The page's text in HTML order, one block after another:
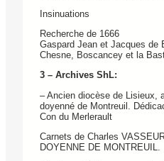
Insinuations
Recherche de 1666
Gaspard Jean et Jacques de
Chesne, Boscancey et la
3 – Archives ShL:
– Ancien diocèse de Lisieux,
doyenné de Montreuil.
Con du Merlerault
Carnets de Charles
DOYENNE DE MONTREUIL.